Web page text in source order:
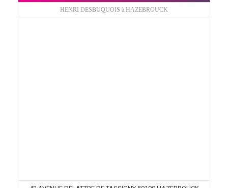
HENRI DESBUQUOIS à HAZEBROUCK